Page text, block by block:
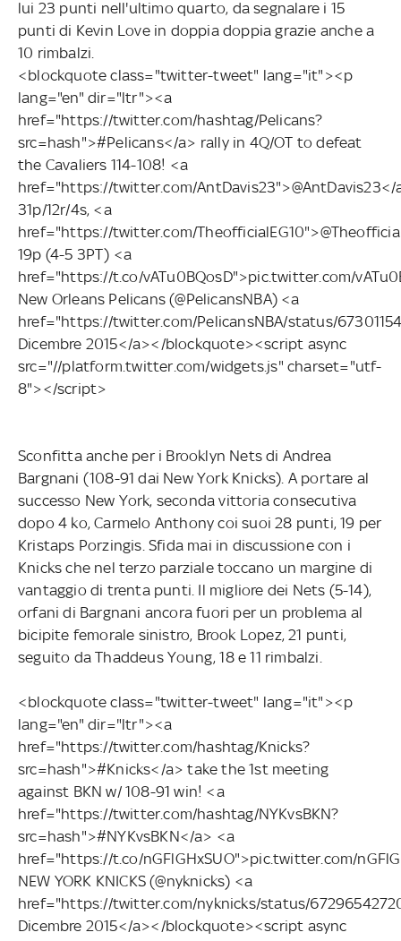
lui 23 punti nell'ultimo quarto, da segnalare i 15
punti di Kevin Love in doppia doppia grazie anche a
10 rimbalzi.
<blockquote class="twitter-tweet" lang="it"><p
lang="en" dir="ltr"><a
href="https://twitter.com/hashtag/Pelicans?
src=hash">#Pelicans</a> rally in 4Q/OT to defeat
the Cavaliers 114-108! <a
href="https://twitter.com/AntDavis23">@AntDavis23</
31p/12r/4s, <a
href="https://twitter.com/
19p (4-5 3PT) <a
href="https://t.co/vATu0BQosD">pic.twitter.com/
New Orleans Pelicans (@PelicansNBA) <a
href="https://twitter.com/PelicansNBA/status/
Dicembre 2015</a></blockquote><script async
src="//platform.twitter.com/widgets.js" charset="utf-
8"></script>
Sconfitta anche per i Brooklyn Nets di Andrea
Bargnani (108-91 dai New York Knicks). A portare al
successo New York, seconda vittoria consecutiva
dopo 4 ko, Carmelo Anthony coi suoi 28 punti, 19 per
Kristaps Porzingis. Sfida mai in discussione con i
Knicks che nel terzo parziale toccano un margine di
vantaggio di trenta punti. Il migliore dei Nets (5-14),
orfani di Bargnani ancora fuori per un problema al
bicipite femorale sinistro, Brook Lopez, 21 punti,
seguito da Thaddeus Young, 18 e 11 rimbalzi.
<blockquote class="twitter-tweet" lang="it"><p
lang="en" dir="ltr"><a
href="https://twitter.com/hashtag/Knicks?
src=hash">#Knicks</a> take the 1st meeting
against BKN w/ 108-91 win! <a
href="https://twitter.com/hashtag/NYKvsBKN?
src=hash">#NYKvsBKN</a> <a
href="https://t.co/nGFlGHxSUO">pic.twitter.com/
NEW YORK KNICKS (@nyknicks) <a
href="https://twitter.com/nyknicks/status/
Dicembre 2015</a></blockquote><script async